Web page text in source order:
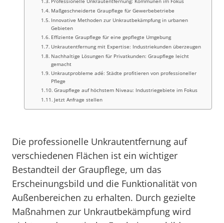
Maßgeschneiderte Graupflege für Gewerbebetriebe
Innovative Methoden zur Unkrautbekämpfung in urbanen
Gebieten
Effiziente Graupflege für eine gepflegte Umgebung
Unkrautentfernung mit Expertise: Industriekunden überzeugen
Nachhaltige Lösungen für Privatkunden: Graupflege leicht
gemacht
Unkrautprobleme adé: Städte profitieren von professioneller
Pflege
Graupflege auf höchstem Niveau: Industriegebiete im Fokus
Jetzt Anfrage stellen
Die professionelle Unkrautentfernung auf
verschiedenen Flächen ist ein wichtiger
Bestandteil der Graupflege, um das
Erscheinungsbild und die Funktionalität von
Außenbereichen zu erhalten. Durch gezielte
Maßnahmen zur Unkrautbekämpfung wird